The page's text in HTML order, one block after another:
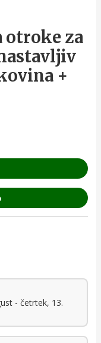
otroke za
+
- četrtek, 13.